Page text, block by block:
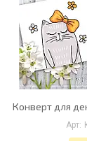
Конверт для